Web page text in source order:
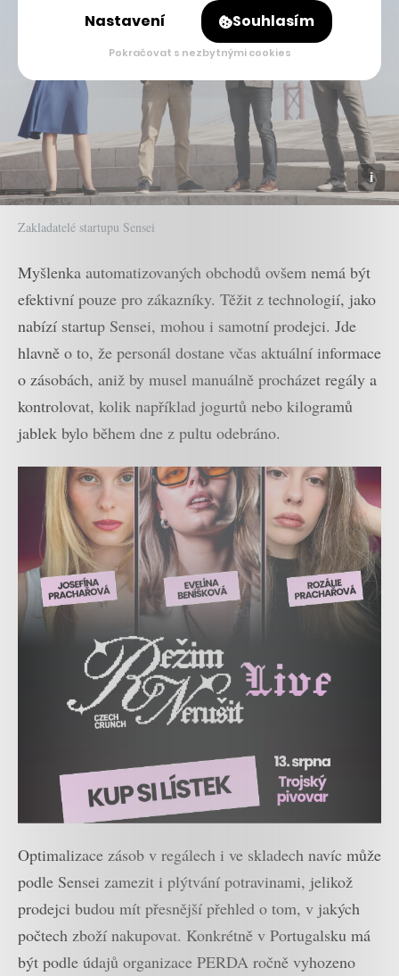
Zakladatelé startupu Sensei
Myšlenka automatizovaných obchodů ovšem nemá být
efektivní pouze pro zákazníky. Těžit z technologií, jako
nabízí startup Sensei, mohou i samotní prodejci. Jde
hlavně o to, že personál dostane včas aktuální informace
o zásobách, aniž by musel manuálně procházet regály a
kontrolovat, kolik například jogurtů nebo kilogramů
jablek bylo během dne z pultu odebráno.
Optimalizace zásob v regálech i ve skladech navíc může
podle Sensei zamezit i plýtvání potravinami, jelikož
prodejci budou mít přesnější přehled o tom, v jakých
počtech zboží nakupovat. Konkrétně v Portugalsku má
být podle údajů organizace PERDA ročně vyhozeno
Nastavení Souhlasím
Pokračovat s nezbytnými cookies